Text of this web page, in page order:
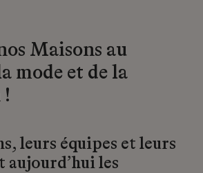
Maisons au
mode et de la
!
leurs équipes et leurs
aujourd’hui les